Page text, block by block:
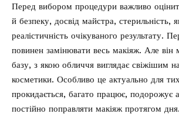
Перед вибором процедури важливо
й безпеку, досвід майстра, стерильність,
реалістичність очікуваного результату.
повинен замінювати весь макіяж. Але він
базу, з якою обличчя виглядає свіжішим
косметики. Особливо це актуально для
прокидається, багато працює, подорожує
постійно поправляти макіяж протягом дня.